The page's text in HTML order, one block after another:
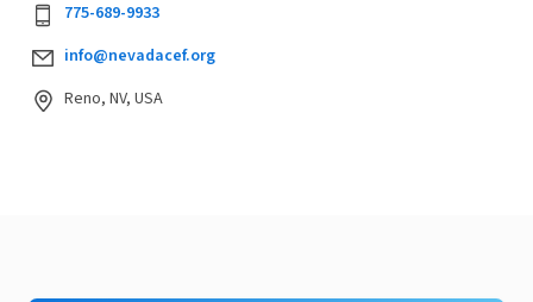
775-689-9933
info@nevadacef.org
Reno, NV, USA